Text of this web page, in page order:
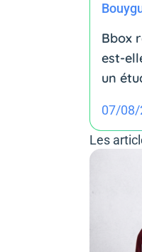
Bbox
est-
un
07/08/
Les